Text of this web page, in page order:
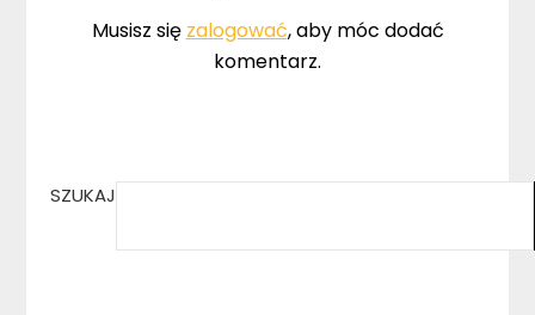
Musisz się zalogować, aby móc dodać
komentarz.
SZUKAJ